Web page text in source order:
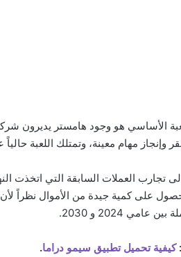
الأساسي هو وجود هامستر يديرون
مهام معينة، وتمتلك اللعبة حالياً على منصة
تجارب العملات السابقة التي اتخذت
على كمية جيدة من الأموال نظراً
عامي 2024 و 2030.
كيفية تحميل تطبيق سيمو دراما.